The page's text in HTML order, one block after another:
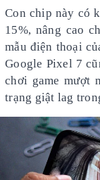
Con chip này có
15%, nâng cao
mẫu điện thoại
Google Pixel 7
chơi game mượt
trạng giật lag